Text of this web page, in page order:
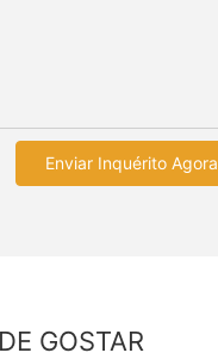
Enviar Inquérito Agora
GOSTAR